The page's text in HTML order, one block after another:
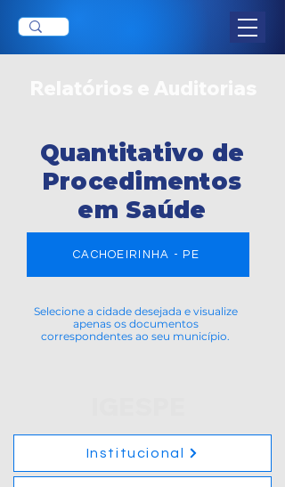
Quantitativo de
Procedimentos
em Saúde
CACHOEIRINHA - PE
Selecione a cidade desejada e visualize
apenas os documentos
correspondentes ao seu município.
Institucional